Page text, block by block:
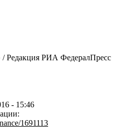
/Редакция РИА ФедералПресс
- 15:46
1691113